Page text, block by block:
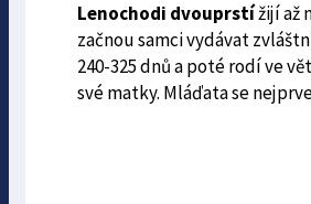
Lenochodi dvouprstížijí až
začnou samci vydávat
240-325 dnů a poté rodí ve
své matky. Mláďata se